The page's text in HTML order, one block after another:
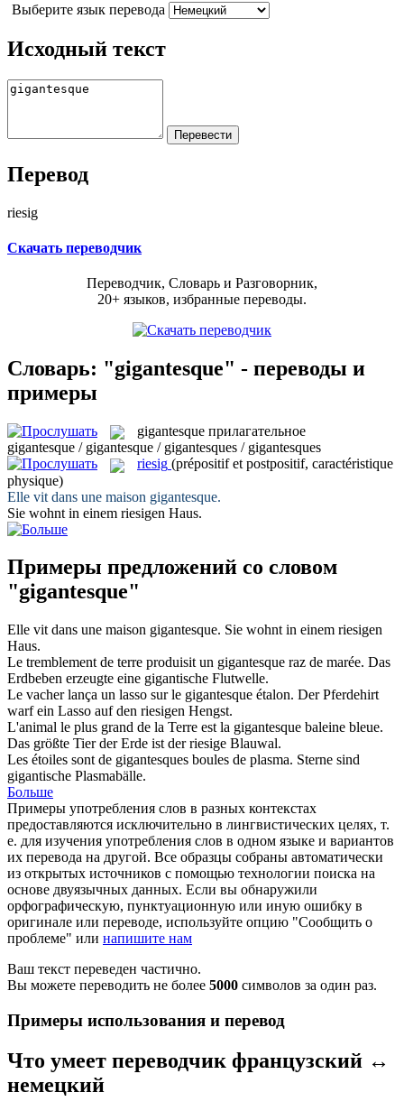
Выберите язык перевода
Исходный текст
Перевод
riesig
Скачать переводчик
Переводчик, Словарь и Разговорник,
20+ языков, избранные переводы.
Словарь: "gigantesque" - переводы и
примеры
gigantesque прилагательное
gigantesque / gigantesque / gigantesques / gigantesques
riesig (prépositif et postpositif, caractéristique
physique)
Elle vit dans une maison gigantesque.
Sie wohnt in einem riesigen Haus.
Примеры предложений со словом
"gigantesque"
Elle vit dans une maison gigantesque. Sie wohnt in einem riesigen
Haus.
Le tremblement de terre produisit un gigantesque raz de marée. Das
Erdbeben erzeugte eine gigantische Flutwelle.
Le vacher lança un lasso sur le gigantesque étalon. Der Pferdehirt
warf ein Lasso auf den riesigen Hengst.
L'animal le plus grand de la Terre est la gigantesque baleine bleue.
Das größte Tier der Erde ist derriesige Blauwal.
Les étoiles sont de gigantesques boules de plasma. Sterne sind
gigantische Plasmabälle.
Больше
Примеры употребления слов в разных контекстах
предоставляются исключительно в лингвистических целях, т.
е. для изучения употребления слов в одном языке и вариантов
их перевода на другой. Все образцы собраны автоматически
из открытых источников с помощью технологии поиска на
основе двуязычных данных. Если вы обнаружили
орфографическую, пунктуационную или иную ошибку в
оригинале или переводе, используйте опцию "Сообщить о
проблеме" или напишите нам
Ваш текст переведен частично.
Вы можете переводить не более 5000 символов за один раз.
Примеры использования и перевод
Что умеет переводчик французский ↔
немецкий